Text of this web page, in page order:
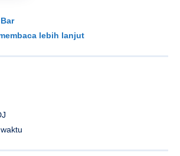
lebih lanjut